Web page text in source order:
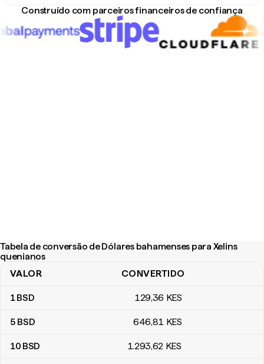
Construído com parceiros financeiros de confiança
Tabela de conversão de Dólares bahamenses para Xelins
quenianos
Tabela de conversão de Dólares bahamenses para Xelins
VALOR CONVERTIDO
1BSD 129,36 KES
5 BSD 646,81 KES
10 BSD 1.293,62 KES